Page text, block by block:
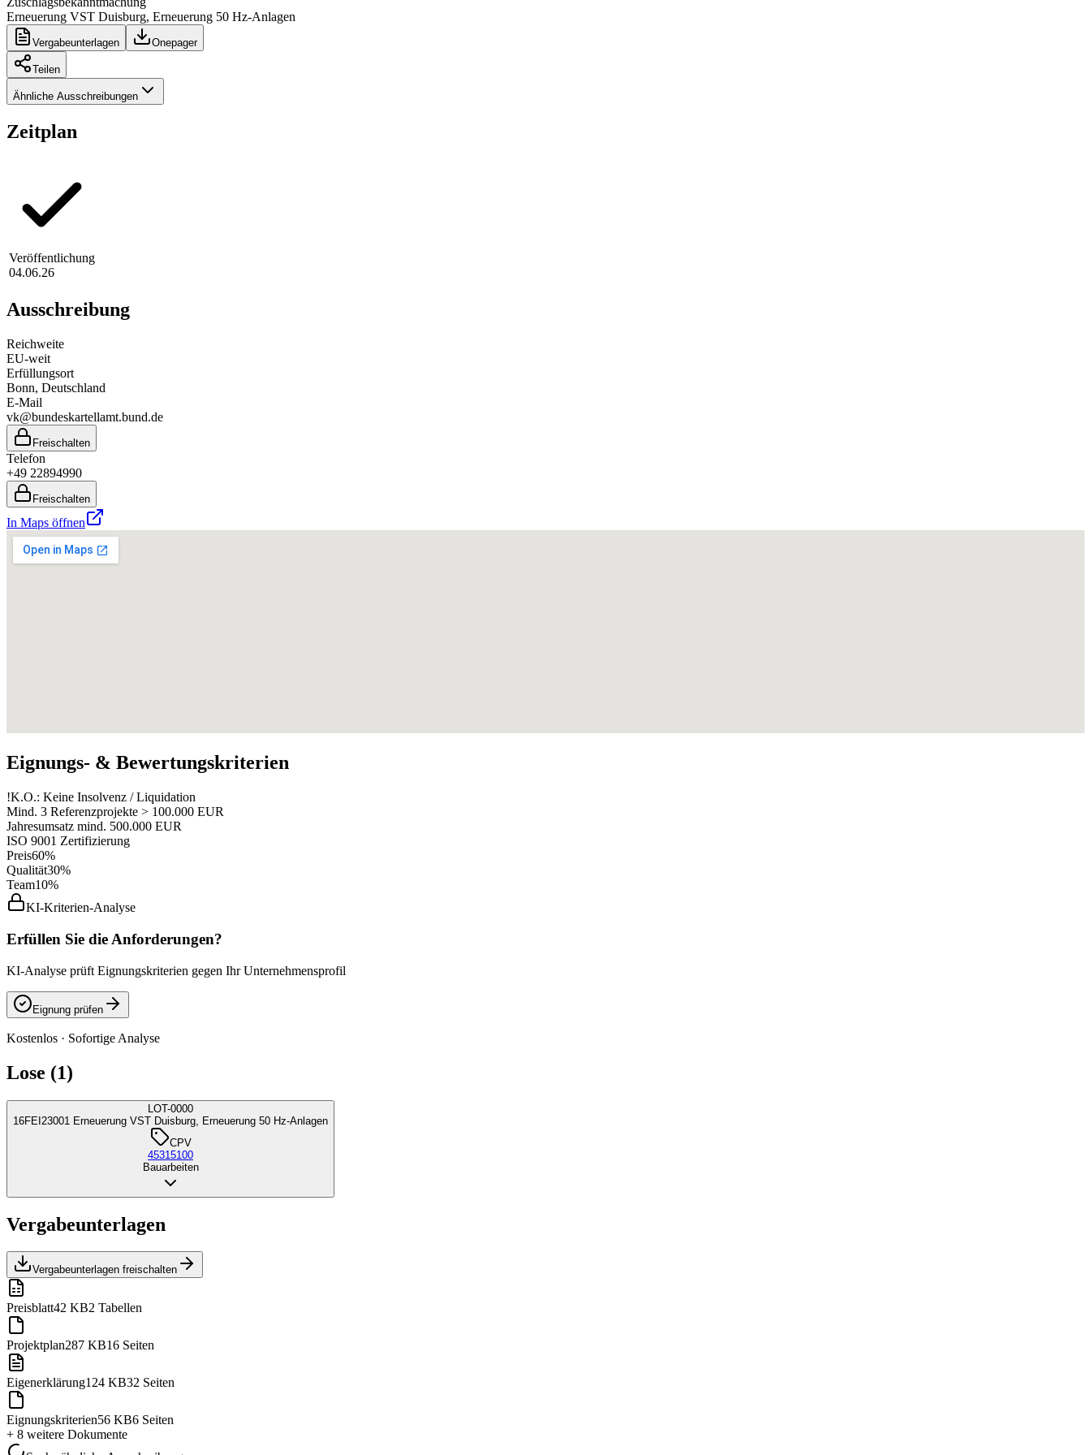
Erneuerung VST Duisburg, Erneuerung 50 Hz-Anlagen
Vergabeunterlagen Onepager
Teilen
Ähnliche Ausschreibungen
Zeitplan
Veröffentlichung
04.06.26
Ausschreibung
Reichweite
EU-weit
Erfüllungsort
Bonn, Deutschland
E-Mail
vk@bundeskartellamt.bund.de
Freischalten
Telefon
+49 22894990
Freischalten
In Maps öffnen
Eignungs- & Bewertungskriterien
!K.O.: Keine Insolvenz / Liquidation
Mind. 3 Referenzprojekte > 100.000 EUR
Jahresumsatz mind. 500.000 EUR
ISO 9001 Zertifizierung
Preis60%
Qualität30%
Team10%
KI-Kriterien-Analyse
Erfüllen Sie die Anforderungen?
KI-Analyse prüft Eignungskriterien gegen Ihr Unternehmensprofil
Eignung prüfen
Kostenlos · Sofortige Analyse
Lose (1)
LOT-0000
16FEI23001 Erneuerung VST Duisburg, Erneuerung 50 Hz-Anlagen
CPV
45315100
Bauarbeiten
Vergabeunterlagen
Vergabeunterlagen freischalten
Preisblatt42 KB2 Tabellen
Projektplan287 KB16 Seiten
Eigenerklärung124 KB32 Seiten
Eignungskriterien56 KB6 Seiten
+ 8 weitere Dokumente